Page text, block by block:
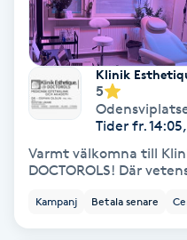
Fet hårbotten
Fettreducering
Fibromassage
Fillers
Fotmassage
Klinik
5
Tider fr.
Varmt välkomna till
DOCTOROLS! Där
Kampanj Betala senare